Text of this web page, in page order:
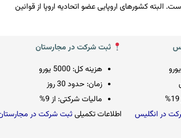
کشورهای اروپایی عضو اتحادیه اروپا از قوانین
در انگلیس
ثبت شرکت در مجارستان
هزینه کل: 5000 یورو
زمان: حدود 30 روز
مالیات شرکتی: از 9%
اطلاعات تکمیلیثبت شرکت در